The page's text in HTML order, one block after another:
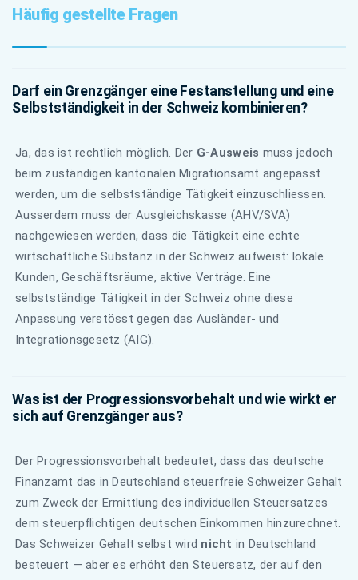
Häufig gestellte Fragen
Darf ein Grenzgänger eine Festanstellung und eine
Selbstständigkeit in der Schweiz kombinieren?
Ja, das ist rechtlich möglich. Der G-Ausweis muss jedoch
beim zuständigen kantonalen Migrationsamt angepasst
werden, um die selbstständige Tätigkeit einzuschliessen.
Ausserdem muss der Ausgleichskasse (AHV/SVA)
nachgewiesen werden, dass die Tätigkeit eine echte
wirtschaftliche Substanz in der Schweiz aufweist: lokale
Kunden, Geschäftsräume, aktive Verträge. Eine
selbstständige Tätigkeit in der Schweiz ohne diese
Anpassung verstösst gegen das Ausländer- und
Integrationsgesetz (AIG).
Was ist der Progressionsvorbehalt und wie wirkt er
sich auf Grenzgänger aus?
Der Progressionsvorbehalt bedeutet, dass das deutsche
Finanzamt das in Deutschland steuerfreie Schweizer Gehalt
zum Zweck der Ermittlung des individuellen Steuersatzes
dem steuerpflichtigen deutschen Einkommen hinzurechnet.
Das Schweizer Gehalt selbst wird nicht in Deutschland
besteuert — aber es erhöht den Steuersatz, der auf den